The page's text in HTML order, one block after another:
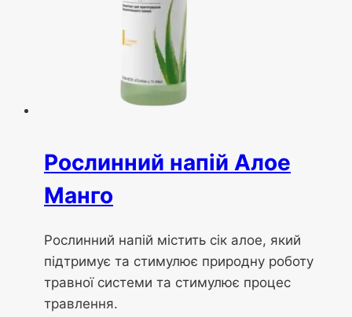
Рослинний напій Алое
Манго
Рослинний напій містить сік алое, який
підтримує та стимулює природну роботу
травної системи та стимулює процес
травлення.